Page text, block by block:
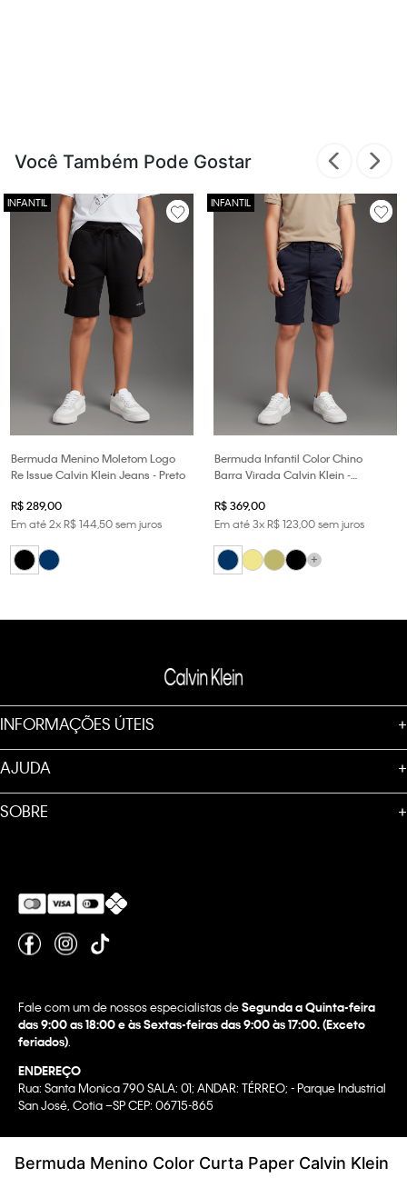
Bermuda Menino Color Curta Paper Calvin Klein
Você Também Pode Gostar
Bermuda Menino Moletom Logo
Re Issue Calvin Klein Jeans - Preto
R$289,00
Em até2xR$14450sem juros
Bermuda Infantil Color Chino
Barra Virada Calvin Klein -
R$369,00
Em até3xR$12300sem juros
+
INFORMAÇÕES ÚTEIS +
AJUDA +
SOBRE +
Fale com um de nossos especialistas deSegunda a Quinta-feira
das 9:00 as 18:00 e às Sextas-feiras das 9:00 às 17:00. (Exceto
feriados)
ENDEREÇO
Rua: Santa Monica 790 SALA: 01; ANDAR: TÉRREO; - Parque Industrial
San José, Cotia –SP CEP: 06715-865
WBR INDUSTRIA E COMERCIO DE VESTUARIO LTDA.